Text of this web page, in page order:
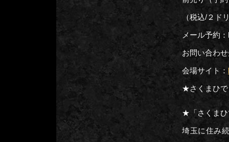
（税込/２ド
メール予約
お問い合わ
会場サイト：
★さくまひで
★「さくまひ
埼玉に住み